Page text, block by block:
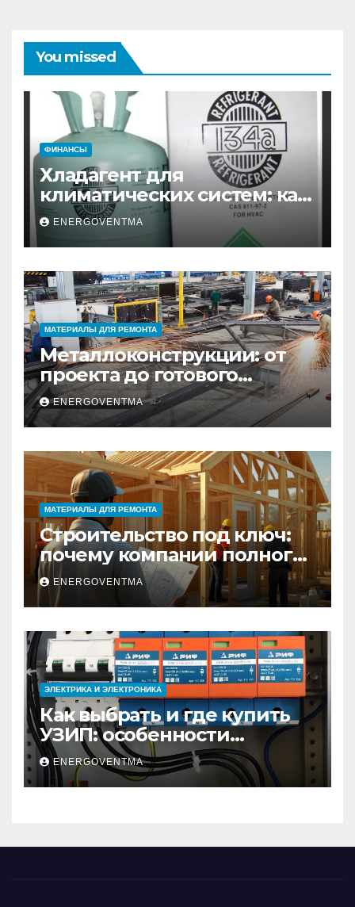
You missed
ФИНАНСЫ
Хладагент для
климатических систем: как
выбрать и купить фреон в
Санкт-Петербурге
ENERGOVENTMA
МАТЕРИАЛЫ ДЛЯ РЕМОНТА
Металлоконструкции: от
проекта до готового
изделия – полный
практический гид
ENERGOVENTMA
МАТЕРИАЛЫ ДЛЯ РЕМОНТА
Строительство под ключ:
почему компании полного
цикла меняют рынок
недвижимости
ENERGOVENTMA
ЭЛЕКТРИКА И ЭЛЕКТРОНИКА
Как выбрать и где купить
УЗИП: особенности
устройств защиты от
импульсных
перенапряжений
ENERGOVENTMA